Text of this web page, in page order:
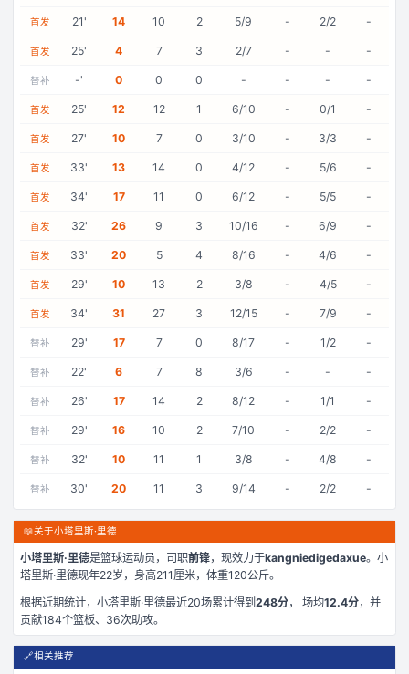
首发 21' 14 10 2 5/9 - 2/2 -
首发 25' 4 7 3 2/7 - - -
替补 -' 0 0 0 - - - -
首发 25' 12 12 1 6/10 - 0/1 -
首发 27' 10 7 0 3/10 - 3/3 -
首发 33' 13 14 0 4/12 - 5/6 -
首发 34' 17 11 0 6/12 - 5/5 -
首发 32' 26 9 3 10/16 - 6/9 -
首发 33' 20 5 4 8/16 - 4/6 -
首发 29' 10 13 2 3/8 - 4/5 -
首发 34' 31 27 3 12/15 - 7/9 -
替补 29' 17 7 0 8/17 - 1/2 -
替补 22' 6 7 8 3/6 - - -
替补 26' 17 14 2 8/12 - 1/1 -
替补 29' 16 10 2 7/10 - 2/2 -
替补 32' 10 11 1 3/8 - 4/8 -
替补 30' 20 11 3 9/14 - 2/2 -
📖关于小塔里斯·里德
小塔里斯·里德是篮球运动员，司职前锋，现效力于kangniedigedaxue。 小
塔里斯·里德现年22岁 ，身高211厘米，体重120公斤。
根据近期统计， 小塔里斯·里德最近20场累计得到248分， 场均12.4分，并
贡献184个篮板、 36次助攻。
🔗相关推荐